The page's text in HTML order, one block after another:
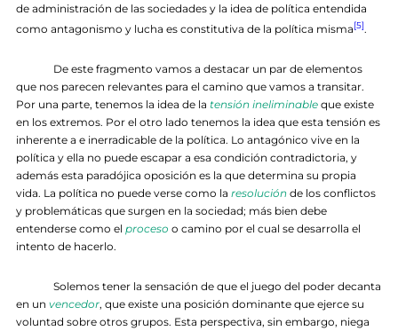
de administración de las sociedades y la idea de política entendida
como antagonismo y lucha es constitutiva de la política misma[5].
De este fragmento vamos a destacar un par de elementos
que nos parecen relevantes para el camino que vamos a transitar.
Por una parte, tenemos la idea de la tensión ineliminable que existe
en los extremos. Por el otro lado tenemos la idea que esta tensión es
inherente a e inerradicable de la política. Lo antagónico vive en la
política y ella no puede escapar a esa condición contradictoria, y
además esta paradójica oposición es la que determina su propia
vida. La política no puede verse como la resolución de los conflictos
y problemáticas que surgen en la sociedad; más bien debe
entenderse como el proceso o camino por el cual se desarrolla el
intento de hacerlo.
Solemos tener la sensación de que el juego del poder decanta
en un vencedor, que existe una posición dominante que ejerce su
voluntad sobre otros grupos. Esta perspectiva, sin embargo, niega